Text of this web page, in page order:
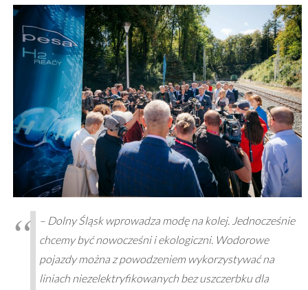
– Dolny Śląsk wprowadza modę na kolej. Jednocześnie
chcemy być nowocześni i ekologiczni. Wodorowe
pojazdy można z powodzeniem wykorzystywać na
liniach niezelektryfikowanych bez uszczerbku dla